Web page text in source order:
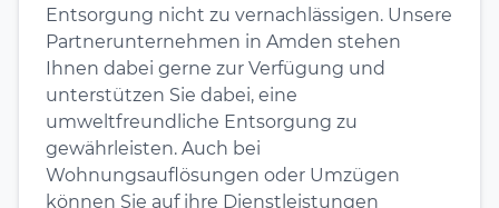
Entsorgung nicht zu vernachlässigen. Unsere
Partnerunternehmen in Amden stehen
Ihnen dabei gerne zur Verfügung und
unterstützen Sie dabei, eine
umweltfreundliche Entsorgung zu
gewährleisten. Auch bei
Wohnungsauflösungen oder Umzügen
können Sie auf ihre Dienstleistungen